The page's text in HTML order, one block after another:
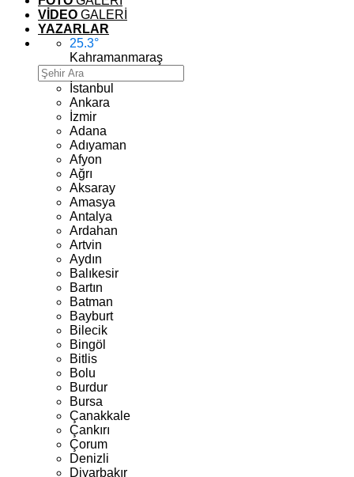
VİDEO GALERİ
YAZARLAR
25.3°
Kahramanmaraş
İstanbul
Ankara
İzmir
Adana
Adıyaman
Afyon
Ağrı
Aksaray
Amasya
Antalya
Ardahan
Artvin
Aydın
Balıkesir
Bartın
Batman
Bayburt
Bilecik
Bingöl
Bitlis
Bolu
Burdur
Bursa
Çanakkale
Çankırı
Çorum
Denizli
Diyarbakır